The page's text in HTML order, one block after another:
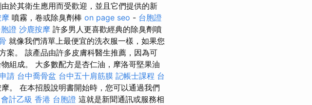
於其衛生應用而受歡迎，並且它們提供的新
噴霧，卷或除臭劑棒 on page seo - 台胞證
證 沙鹿按摩 許多男人更喜歡經典的除臭劑噴
就像我們清單上最便宜的洗衣服一樣，如果您
案。 該產品由許多皮膚科醫生推薦，因為可
組成。 大多數配方是杏仁油，摩洛哥堅果油
請 台中喬骨盆 台中五十肩筋膜 記帳士課程 台
。 在本招股說明書開始時，您可以通過我們
計乙級 香港 台胞證 這就是新聞通訊或服務相